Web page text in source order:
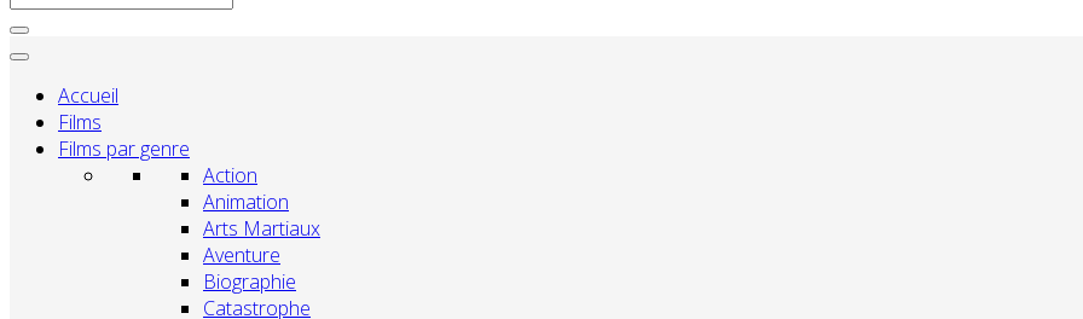
Accueil
Films
Films par genre
Action
Animation
Arts Martiaux
Aventure
Biographie
Catastrophe